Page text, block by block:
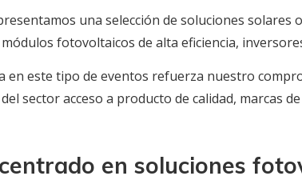
una selección de soluciones solares
fotovoltaicos de alta eficiencia,
en este tipo de eventos refuerza nuestro
sector acceso a producto de calidad, marcas
en soluciones